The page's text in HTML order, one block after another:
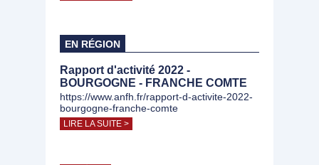
EN RÉGION
Rapport d'activité 2022 -
BOURGOGNE - FRANCHE COMTE
https://www.anfh.fr/rapport-d-activite-2022-
bourgogne-franche-comte
LIRE LA SUITE >